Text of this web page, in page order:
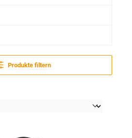
Produkte filtern